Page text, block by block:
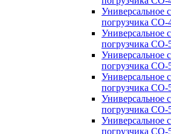
Универсальное
погрузчика CO-
Универсальное
погрузчика CO-
Универсальное
погрузчика CO-
Универсальное
погрузчика CO-
Универсальное
погрузчика CO-
Универсальное
погрузчика CO-